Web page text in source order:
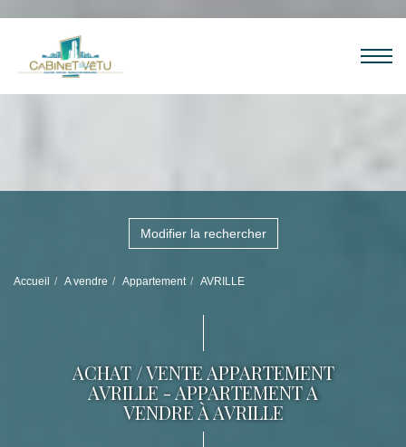
Modifier la rechercher
Accueil A vendre Appartement AVRILLE
ACHAT / VENTE APPARTEMENT
AVRILLE - APPARTEMENT A
VENDRE À AVRILLE